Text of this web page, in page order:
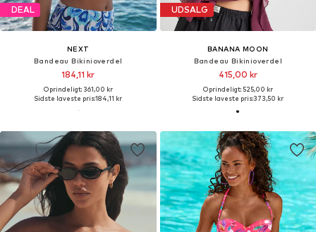
DEAL
NEXT
Bandeau Bikinioverdel
184,11 kr
Oprindeligt: 361,00 kr
Sidste laveste pris:184,11 kr
UDSALG
BANANA MOON
Bandeau Bikinioverdel
415,00 kr
Oprindeligt: 525,00 kr
Sidste laveste pris:373,50 kr